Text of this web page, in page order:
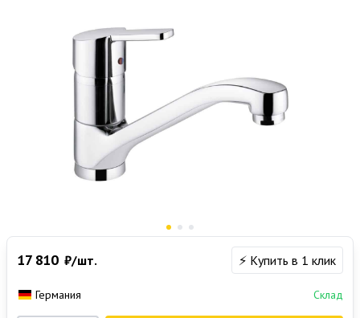
17 810 ₽/шт. ⚡ Купить в 1 клик
Германия Склад